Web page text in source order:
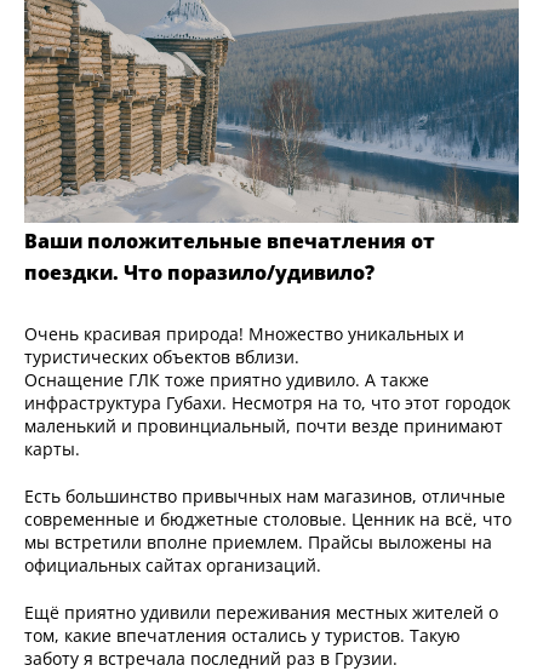
Ваши положительные впечатления от
поездки. Что поразило/удивило?
Очень красивая природа! Множество уникальных и
туристических объектов вблизи.
Оснащение ГЛК тоже приятно удивило. А также
инфраструктура Губахи. Несмотря на то, что этот городок
маленький и провинциальный, почти везде принимают
карты.
Есть большинство привычных нам магазинов, отличные
современные и бюджетные столовые. Ценник на всё, что
мы встретили вполне приемлем. Прайсы выложены на
официальных сайтах организаций.
Ещё приятно удивили переживания местных жителей о
том, какие впечатления остались у туристов. Такую
заботу я встречала последний раз в Грузии.